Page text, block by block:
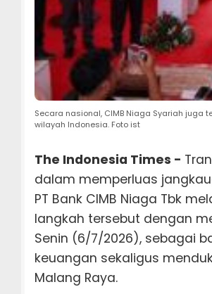
Secara nasional, CIMB Niaga Syariah
wilayah Indonesia. Foto ist
The Indonesia Times -
dalam memperluas
PT Bank CIMB Niaga Tbk
langkah tersebut dengan
Senin (6/7/2026), sebagai
keuangan sekaligus
Malang Raya.